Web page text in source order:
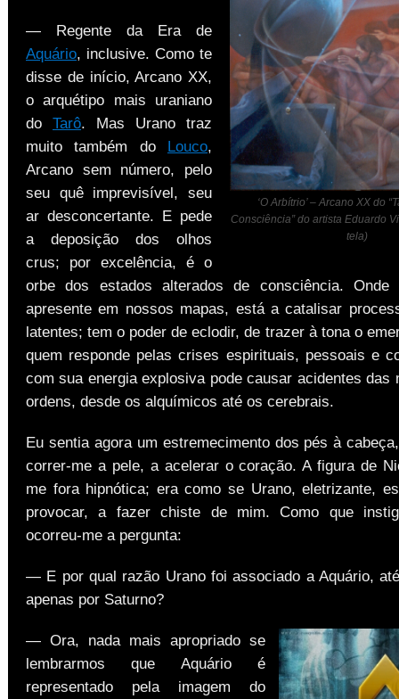
‘O Arbítrio’ – Arcano XX do
Consciência” do artista Eduardo
tela)
— Regente da Era de
Aquário, inclusive. Como te
disse de início, Arcano XX,
o arquétipo mais uraniano
do Tarô. Mas Urano traz
muito também do Louco,
Arcano sem número, pelo
seu quê imprevisível, seu
ar desconcertante. E pede
a deposição dos olhos
crus; por excelência, é o
orbe dos estados alterados de consciência.
apresente em nossos mapas, está a catalisar
latentes; tem o poder de eclodir, de trazer à tona o
quem responde pelas crises espirituais, pessoais e
com sua energia explosiva pode causar acidentes das
ordens, desde os alquímicos até os cerebrais.
Eu sentia agora um estremecimento dos pés à
correr-me a pele, a acelerar o coração. A figura de
me fora hipnótica; era como se Urano, eletrizante,
provocar, a fazer chiste de mim. Como que
ocorreu-me a pergunta:
— E por qual razão Urano foi associado a Aquário,
apenas por Saturno?
— Ora, nada mais apropriado se
lembrarmos que Aquário é
representado pela imagem do